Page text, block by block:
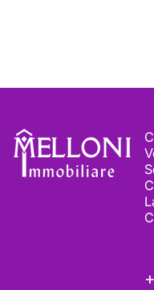
Melloni immobiliare